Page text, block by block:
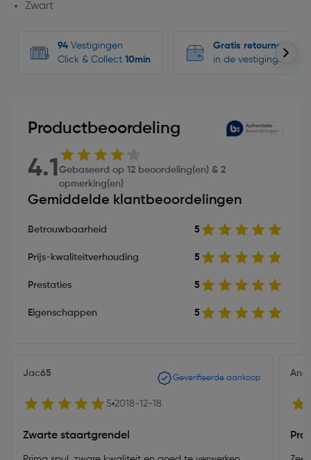
Zwart
94 Vestigingen
Click & Collect 10min
Gratis retourneren
in de vestigingen
Productbeoordeling
4.1 Gebaseerd op 12 beoordeling(en) & 2
opmerking(en)
Gemiddelde klantbeoordelingen
Betrouwbaarheid 5
Prijs-kwaliteitverhouding 5
Prestaties 5
Eigenschappen 5
Jac65 Geverifieerde aankoop
5 2018-12-18
Zwarte staartgrendel